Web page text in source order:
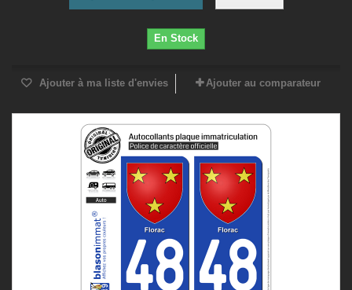
En Stock
Ajouter à ma liste d'envies Ajouter au comparateur